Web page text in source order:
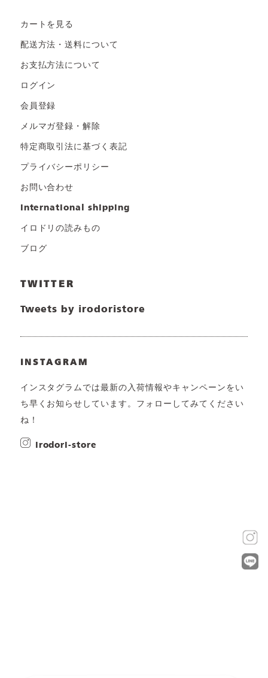
カートを見る
配送方法・送料について
お支払方法について
ログイン
会員登録
メルマガ登録・解除
特定商取引法に基づく表記
プライバシーポリシー
お問い合わせ
international shipping
イロドリの読みもの
ブログ
TWITTER
Tweets by irodoristore
INSTAGRAM
インスタグラムでは最新の入荷情報やキャンペーンをい
ち早くお知らせしています。フォローしてみてください
ね！
irodori-store